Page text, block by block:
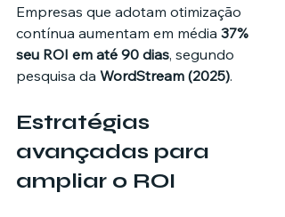
Empresas que adotam otimização
contínua aumentam em média 37%
seu ROI em até 90 dias, segundo
pesquisa da WordStream (2025).
Estratégias
avançadas para
ampliar o ROI